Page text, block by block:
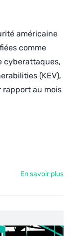
américaine
comme
cyberattaques,
(KEV),
rapport au mois
En savoir plus